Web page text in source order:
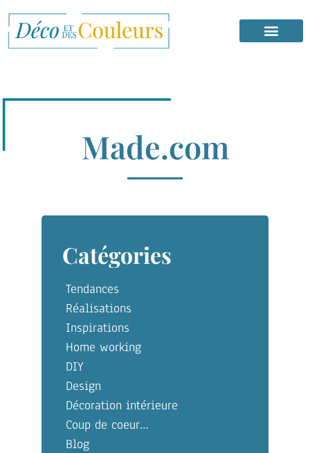
Made.com
Catégories
Tendances
Réalisations
Inspirations
Home working
DIY
Design
Décoration intérieure
Coup de coeur…
Blog